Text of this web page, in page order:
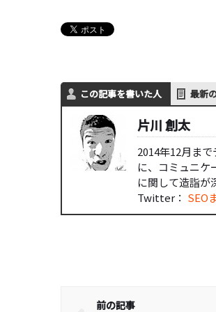
この記事を書いた人 最新
片川 創太
2014年12月ま
に、コミュニケ
に関して造詣が
Twitter： SEO
前の記事